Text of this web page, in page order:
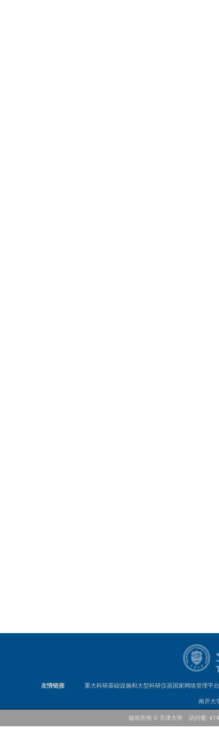
友情链接
重大科研基础设施和大型科研仪器国家网络管理平台
南开大
版权所有 © 天津大学 访问量: